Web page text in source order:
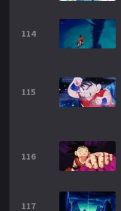
114
115
116
117